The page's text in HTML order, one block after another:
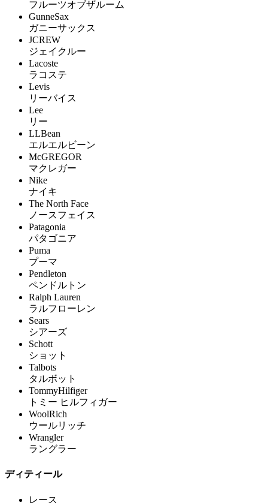
フルーツオブザルーム
GunneSax
ガニーサックス
JCREW
ジェイクルー
Lacoste
ラコステ
Levis
リーバイス
Lee
リー
LLBean
エルエルビーン
McGREGOR
マクレガー
Nike
ナイキ
The North Face
ノースフェイス
Patagonia
パタゴニア
Puma
プーマ
Pendleton
ペンドルトン
Ralph Lauren
ラルフローレン
Sears
シアーズ
Schott
ショット
Talbots
タルボット
TommyHilfiger
トミー ヒルフィガー
WoolRich
ウールリッチ
Wrangler
ラングラー
ディティール
レース